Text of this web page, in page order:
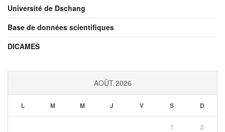
Université de Dschang
Base de données scientifiques
DICAMES
AOÛT 2026
L M M J V S D
1 2